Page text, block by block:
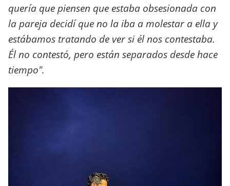
quería que piensen que estaba obsesionada con
la pareja decidí que no la iba a molestar a ella y
estábamos tratando de ver si él nos contestaba.
Él no contestó, pero están separados desde hace
tiempo".